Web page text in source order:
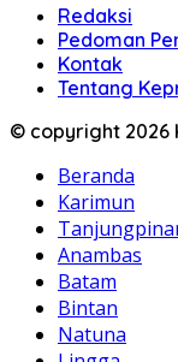
Redaksi
Pedoman
Kontak
Tentang
© copyright 2026
Beranda
Karimun
Anambas
Batam
Bintan
Natuna